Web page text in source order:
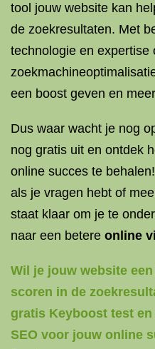
tool jouw website kan
de zoekresultaten. Met
technologie en expertise
een boost geven en
Dus waar wacht je nog
nog gratis uit en ontdek
online succes te
als je vragen hebt of
staat klaar om je te
naar een betere online
Wil je jouw website
scoren in de
gratis Keyboost test
SEO voor jouw online